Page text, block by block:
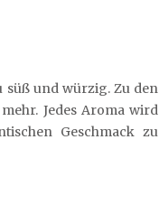
süß und würzig. Zu den
Jedes Aroma wird
Geschmack zu